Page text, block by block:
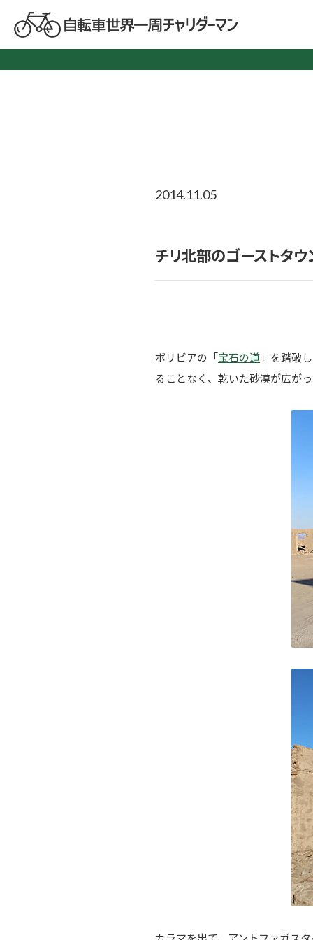
2014.11.05
チリ北部のゴーストタ
ボリビアの「宝石の道 」を踏破
ることなく、乾いた砂漠が広が